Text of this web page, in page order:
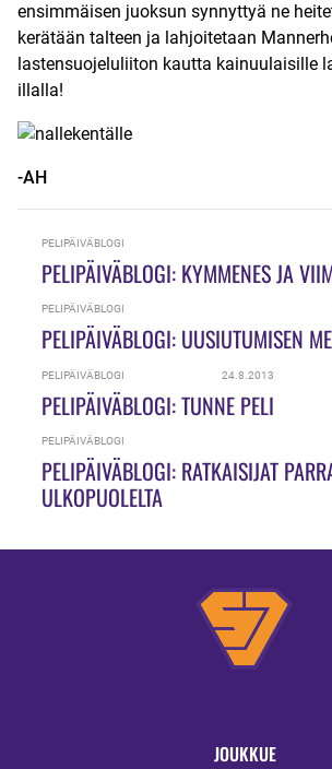
ensimmäisen juoksun synnyttyä ne
kerätään talteen ja lahjoitetaan
lastensuojeluliiton kautta kainuulaisille
illalla!
-AH
PELIPÄIVÄBLOGI
PELIPÄIVÄBLOGI: KYMMENES JA
PELIPÄIVÄBLOGI
PELIPÄIVÄBLOGI: UUSIUTUMISEN
PELIPÄIVÄBLOGI 24.8.2013
PELIPÄIVÄBLOGI: TUNNE PELI
PELIPÄIVÄBLOGI
PELIPÄIVÄBLOGI: RATKAISIJAT
ULKOPUOLELTA
JOUKKUE